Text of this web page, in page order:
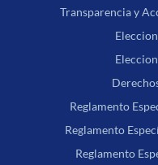
Transparencia y
Reglamento
Reglamento
Reglamento